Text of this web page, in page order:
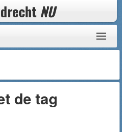
NU
de tag